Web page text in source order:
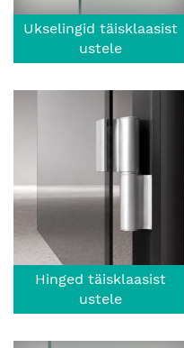
Ukselingid täisklaasist
ustele
Hinged täisklaasist
ustele